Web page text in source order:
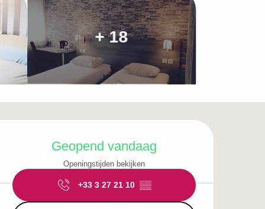
+ 18
Openingstijden en
Geopend vandaag
Openingstijden bekijken
+33 3 27 21 10 ▒▒